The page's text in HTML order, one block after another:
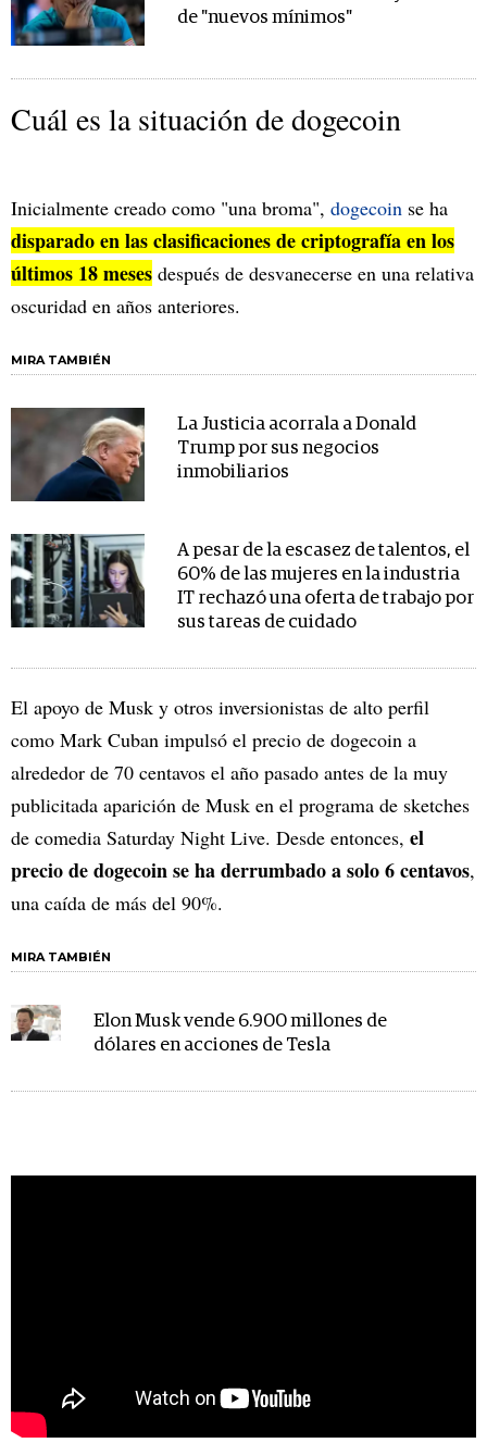
de "nuevos mínimos"
Cuál es la situación de dogecoin
Inicialmente creado como "una broma", dogecoin se ha
disparado en las clasificaciones de criptografía en los
últimos 18 meses después de desvanecerse en una relativa
oscuridad en años anteriores.
MIRA TAMBIÉN
La Justicia acorrala a Donald
Trump por sus negocios
inmobiliarios
A pesar de la escasez de talentos, el
60% de las mujeres en la industria
IT rechazó una oferta de trabajo por
sus tareas de cuidado
El apoyo de Musk y otros inversionistas de alto perfil
como Mark Cuban impulsó el precio de dogecoin a
alrededor de 70 centavos el año pasado antes de la muy
publicitada aparición de Musk en el programa de sketches
de comedia Saturday Night Live. Desde entonces, el
precio de dogecoin se ha derrumbado a solo 6 centavos,
una caída de más del 90%.
MIRA TAMBIÉN
Elon Musk vende 6.900 millones de
dólares en acciones de Tesla